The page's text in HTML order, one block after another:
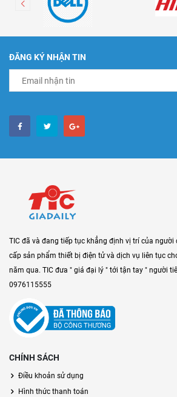
ĐĂNG KÝ NHẬN TIN
TIC đã và đang tiếp tục khẳng định vị trí của
cấp sản phẩm thiết bị điện tử và dịch vụ liên tục
năm qua. TIC đưa " giá đại lý " tới tận tay " người
0976115555
CHÍNH SÁCH
Điều khoản sử dụng
Hình thức thanh toán